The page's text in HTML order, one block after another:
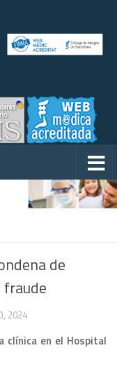
de
2024
clínica en el Hospital